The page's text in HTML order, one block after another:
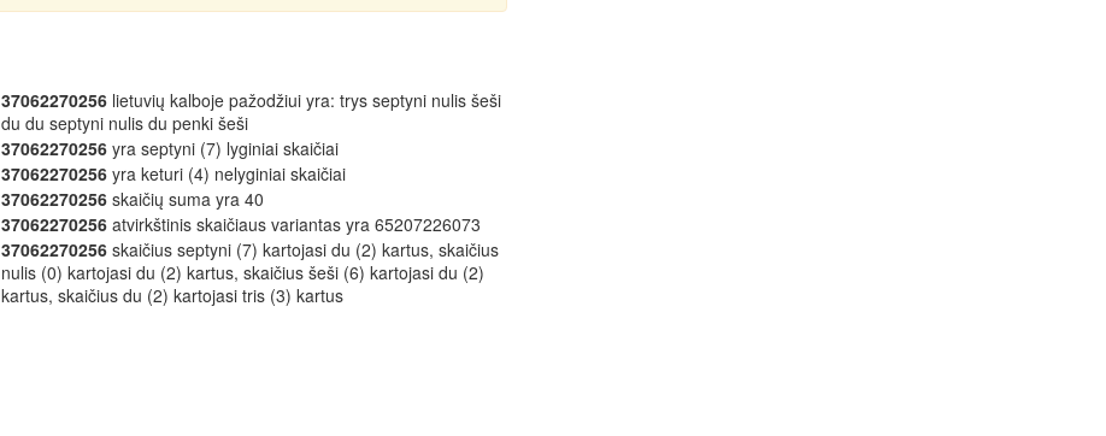
37062270256 lietuvių kalboje pažodžiui yra: trys septyni nulis šeši
du du septyni nulis du penki šeši
37062270256 yra septyni (7) lyginiai skaičiai
37062270256 yra keturi (4) nelyginiai skaičiai
37062270256 skaičių suma yra 40
37062270256 atvirkštinis skaičiaus variantas yra 65207226073
37062270256 skaičius septyni (7) kartojasi du (2) kartus, skaičius
nulis (0) kartojasi du (2) kartus, skaičius šeši (6) kartojasi du (2)
kartus, skaičius du (2) kartojasi tris (3) kartus